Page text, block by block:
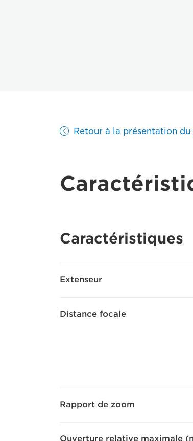
Retour à la présentation
Caractéristiques
Extenseur
Distance focale
Rapport de zoom
Ouverture relative maximale